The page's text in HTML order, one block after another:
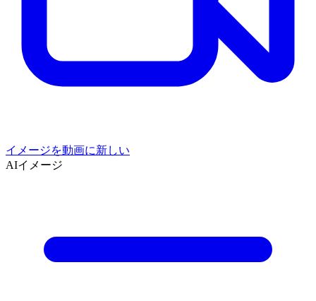
イメージを動画に新しい
AIイメージ